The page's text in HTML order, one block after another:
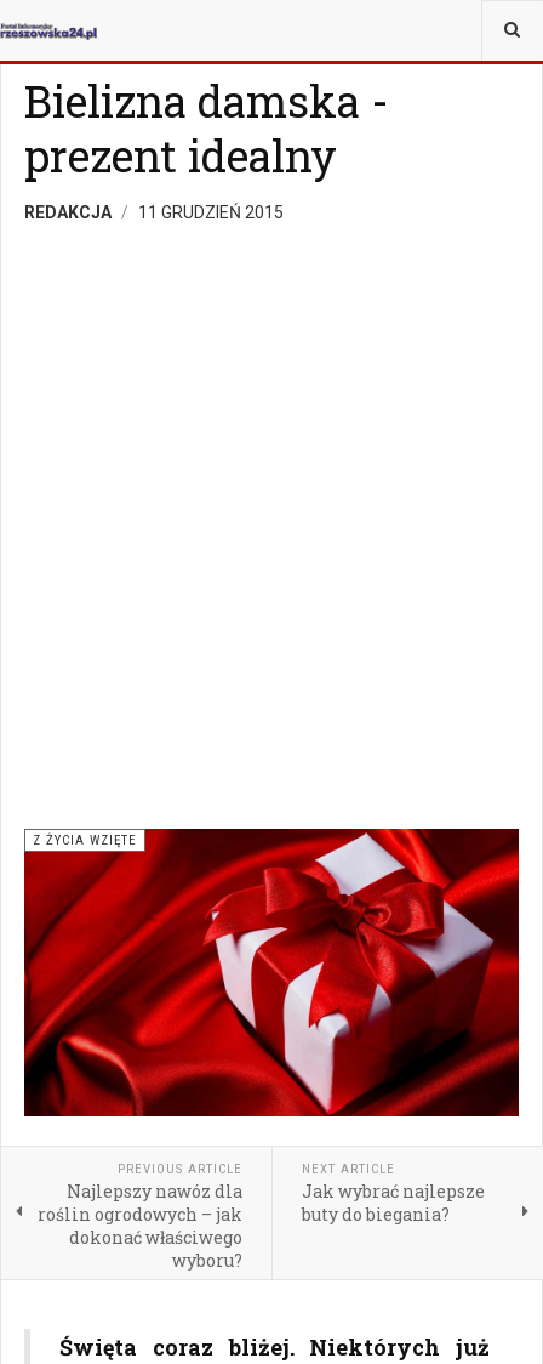
JESTEŚ TUTAJ:
Bielizna damska -
prezent idealny
REDAKCJA 11 GRUDZIEŃ 2015
Z ŻYCIA WZIĘTE
PREVIOUS ARTICLE
Najlepszy nawóz dla
roślin ogrodowych – jak
dokonać właściwego
wyboru?
NEXT ARTICLE
Jak wybrać najlepsze
buty do biegania?
Święta coraz bliżej. Niektórych już